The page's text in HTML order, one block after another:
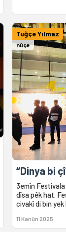
Tuğçe Yılmaz
nûçe
“Dinya bi
3emîn
dîsa pêk hat.
civakî di bin
11 Kanûn 2025